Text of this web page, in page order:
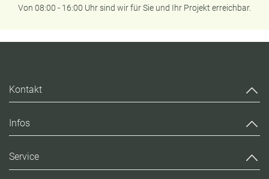
Von 08:00 - 16:00 Uhr sind wir für Sie und Ihr Projekt erreichbar.
Kontakt
Infos
Service